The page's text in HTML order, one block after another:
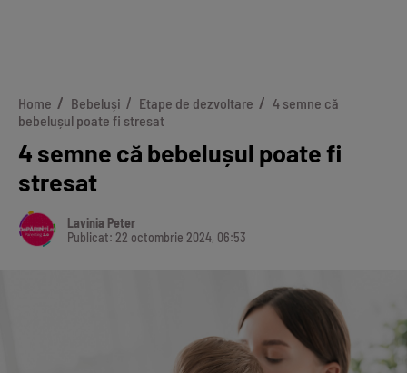
Home Bebeluși Etape de dezvoltare
4 semne că
bebelușul poate fi stresat
4 semne că bebelușul poate fi
stresat
Lavinia Peter
Publicat: 22 octombrie 2024, 06:53